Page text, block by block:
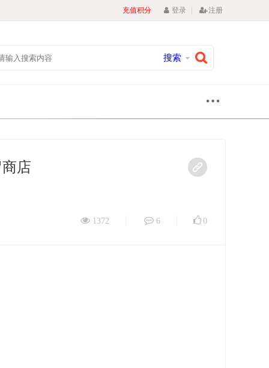
充值积分 登录 | 注册
搜索
店
1372 6 0